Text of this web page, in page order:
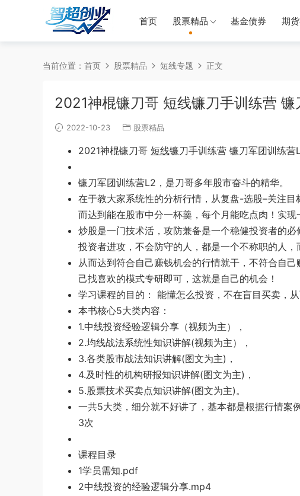
首页 股票精品 基金债券 期
当前位置： 首页 股票精品 短线专题 正文
2021神棍镰刀哥 短线镰刀手训练营
2022-10-23 股票精品
2021神棍镰刀哥 短线镰刀手训练营 镰刀军团训练营
镰刀军团训练营L2，是刀哥多年股市奋斗的精华。
在于教大家系统性的分析行情，从复盘-选股–关注目
而达到能在股市中分一杯羹，每个月能吃点肉！实现
炒股是一门技术活，攻防兼备是一个稳健投资者的必
投资者进攻，不会防守的人，都是一个不称职的人，
从而达到符合自己赚钱机会的行情就干， 不符合自己
己找喜欢的模式专研即可，这就是自己的机会！
学习课程的目的： 能懂怎么投资，不在盲目买卖，
本书核心5大类内容：
1.中线投资经验逻辑分享（视频为主），
2.均线战法系统性知识讲解(视频为主），
3.各类股市战法知识讲解(图文为主)，
4.及时性的机构研报知识讲解(图文为主)，
5.股票技术买卖点知识讲解(图文为主)。
一共5大类 ，细分就不好讲了，基本都是根据行情案
3次
课程目录
1学员需知.pdf
2中线投资的经验逻辑分享.mp4